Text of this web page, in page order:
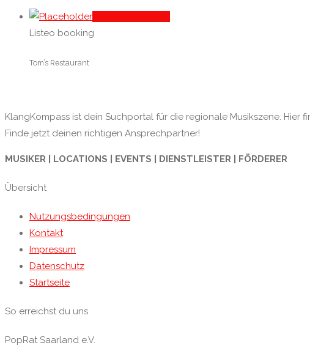
Listeo booking
Tom’s Restaurant
KlangKompass ist dein Suchportal für die regionale Musikszene. Hier
Finde jetzt deinen richtigen Ansprechpartner!
MUSIKER | LOCATIONS | EVENTS | DIENSTLEISTER | FÖRDERER
Übersicht
Nutzungsbedingungen
Kontakt
Impressum
Datenschutz
Startseite
So erreichst du uns
PopRat Saarland e.V.